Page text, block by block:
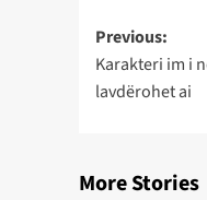
Post
Previous:
Karakteri im i
lavdërohet ai
More Stories